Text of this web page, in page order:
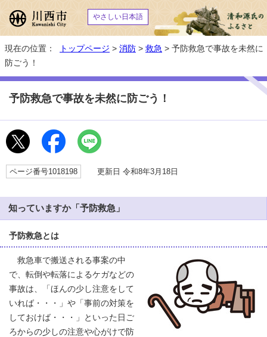
やさしい日本語
現在の位置： トップページ > 消防 > 救急 > 予防救急で事故を未然に
防ごう！
予防救急で事故を未然に防ごう！
ページ番号1018198 更新日 令和8年3月18日
知っていますか「予防救急」
予防救急とは
救急車で搬送される事案の中
で、転倒や転落によるケガなどの
事故は、「ほんの少し注意をして
いれば・・・」や「事前の対策を
しておけば・・・」といった日ご
ろからの少しの注意や心がけで防